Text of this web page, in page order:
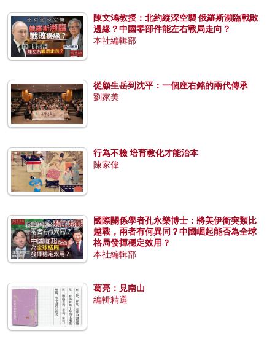
陳文鴻教授：北約縱深空襲 俄羅斯瀕臨戰敗
邊緣？中國零部件能左右戰局走向？
本社編輯部
從顧生岳到沈平：一個座右銘的兩代傳承
劉家美
行為不檢 培育教化才能治本
陳家偉
國際關係學者孔永樂博士：將美伊衝突類比
越戰，兩者有何異同？中國崛起能否為全球
格局發揮穩定效用？
本社編輯部
葛亮：見南山
編輯精選